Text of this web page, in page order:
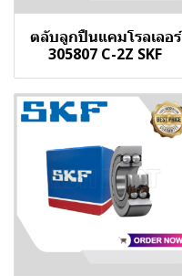
ตลับลูกปืนแคมโรลเลอร์
305807 C-2Z SKF